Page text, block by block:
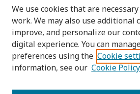
Browse
Collections
Disciplines
Authors
We use cookies that are
work. We may also use additional
improve, and personalize our
digital experience. You can
preferences using the Cookie
information, see our Cookie Policy